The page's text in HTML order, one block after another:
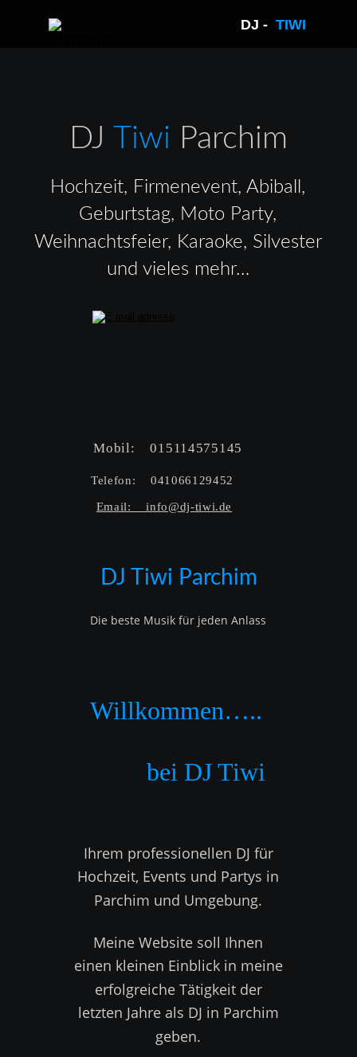
DJ Tiwi Parchim
Die beste Musik für jeden Anlass
DJ Tiwi Parchim
Hochzeit, Firmenevent, Abiball,
Geburtstag, Moto Party,
Weihnachtsfeier, Karaoke, Silvester
und vieles mehr…
Ihrem professionellen DJ für
Hochzeit, Events und Partys in
Parchim und Umgebung.
Meine Website soll Ihnen
einen kleinen Einblick in meine
erfolgreiche Tätigkeit der
letzten Jahre als DJ in Parchim
geben.
Willkommen…..
          bei DJ Tiwi
Telefon:    041066129452
Mobil:    015114575145
Email:    info@dj-tiwi.de
DJ - TIWI